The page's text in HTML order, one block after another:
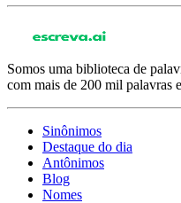
Somos uma biblioteca de
com mais de 200 mil palavras
Sinônimos
Destaque do dia
Antônimos
Blog
Nomes